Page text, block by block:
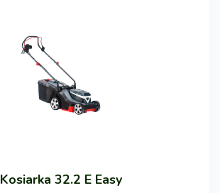
Kosiarka 32.2 E Easy